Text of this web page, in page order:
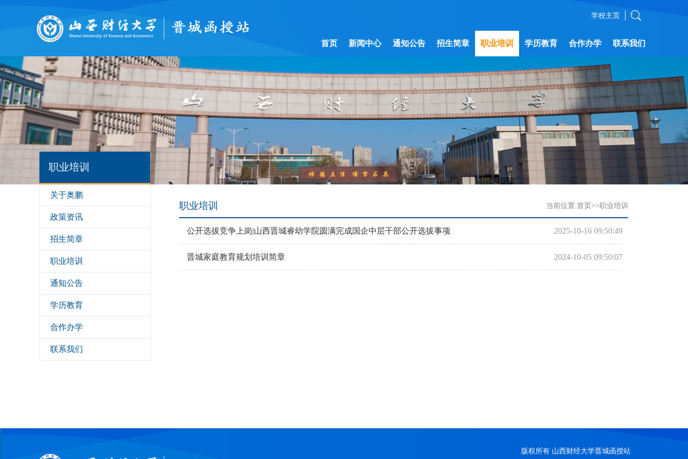
学校主页
首页 新闻中心 通知公告 招生简章 职业培训 学历教育 合作办学 联系我们
职业培训
关于奥鹏
政策资讯
招生简章
职业培训
通知公告
学历教育
合作办学
联系我们
职业培训 当前位置:首页 >>职业培训
2025-10-16 09:50:49
公开选拔竞争上岗|山西晋城睿幼学院圆满完成国企中层干部公开选拔事项
2024-10-05 09:50:07
晋城家庭教育规划培训简章
版权所有 山西财经大学晋城函授站